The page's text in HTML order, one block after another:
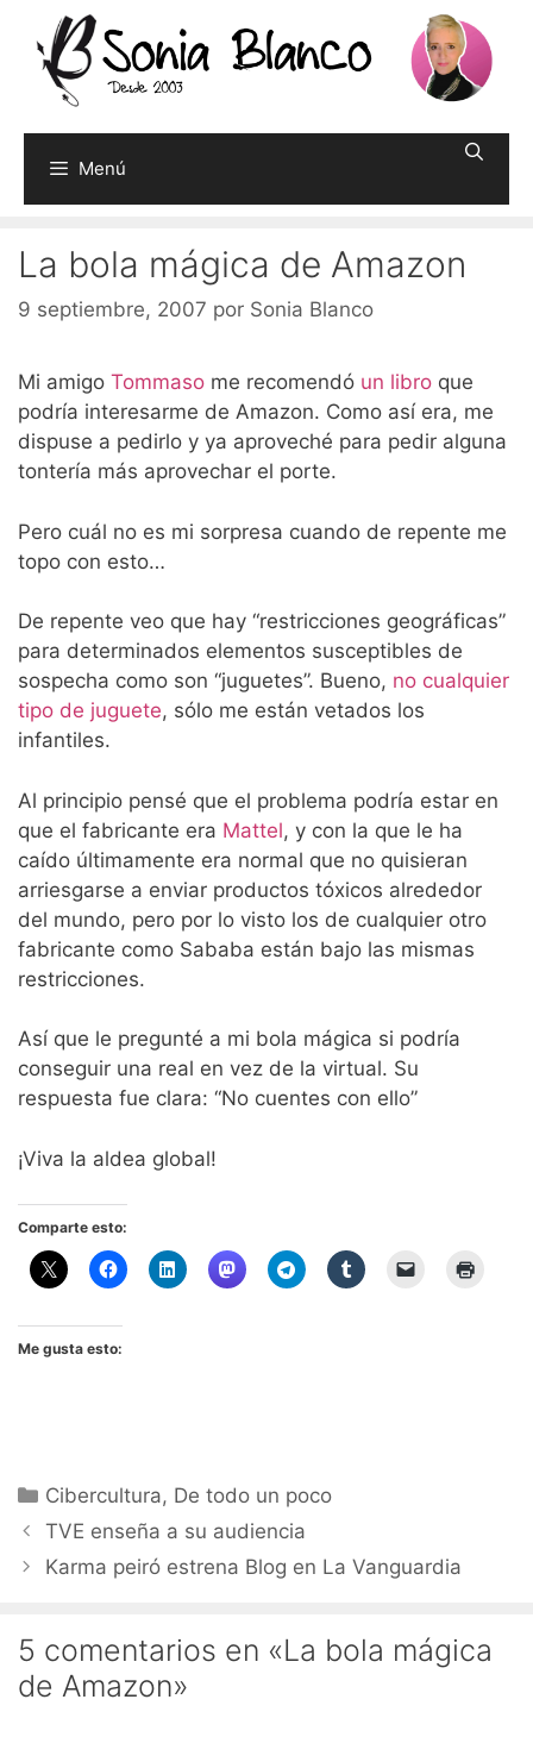
contenido
Menú
La bola mágica de Amazon
9 septiembre, 2007 por Sonia Blanco
Mi amigo Tommaso me recomendó un libro que
podría interesarme de Amazon. Como así era, me
dispuse a pedirlo y ya aproveché para pedir alguna
tontería más aprovechar el porte.
Pero cuál no es mi sorpresa cuando de repente me
topo con esto…
De repente veo que hay “restricciones geográficas”
para determinados elementos susceptibles de
sospecha como son “juguetes”. Bueno, no cualquier
tipo de juguete, sólo me están vetados los
infantiles.
Al principio pensé que el problema podría estar en
que el fabricante era Mattel, y con la que le ha
caído últimamente era normal que no quisieran
arriesgarse a enviar productos tóxicos alrededor
del mundo, pero por lo visto los de cualquier otro
fabricante como Sababa están bajo las mismas
restricciones.
Así que le pregunté a mi bola mágica si podría
conseguir una real en vez de la virtual. Su
respuesta fue clara: “No cuentes con ello”
¡Viva la aldea global!
Comparte esto:
Me gusta esto:
Categorías
Cibercultura, De todo un poco
TVE enseña a su audiencia
Karma peiró estrena Blog en La Vanguardia
5 comentarios en «La bola mágica
de Amazon»